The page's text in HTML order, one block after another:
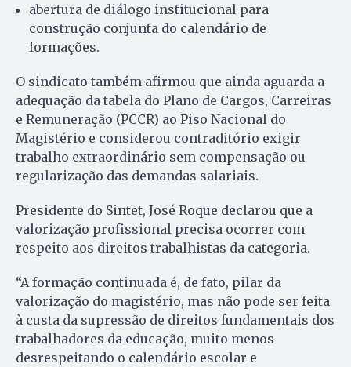
abertura de diálogo institucional para
construção conjunta do calendário de
formações.
O sindicato também afirmou que ainda aguarda a
adequação da tabela do Plano de Cargos, Carreiras
e Remuneração (PCCR) ao Piso Nacional do
Magistério e considerou contraditório exigir
trabalho extraordinário sem compensação ou
regularização das demandas salariais.
Presidente do Sintet, José Roque declarou que a
valorização profissional precisa ocorrer com
respeito aos direitos trabalhistas da categoria.
“A formação continuada é, de fato, pilar da
valorização do magistério, mas não pode ser feita
à custa da supressão de direitos fundamentais dos
trabalhadores da educação, muito menos
desrespeitando o calendário escolar e